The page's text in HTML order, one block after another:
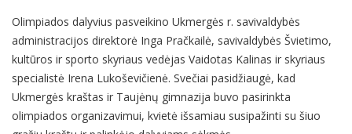
Olimpiados dalyvius pasveikino Ukmergės r. savivaldybės
administracijos direktorė Inga Pračkailė, savivaldybės Švietimo,
kultūros ir sporto skyriaus vedėjas Vaidotas Kalinas ir skyriaus
specialistė Irena Lukoševičienė. Svečiai pasidžiaugė, kad
Ukmergės kraštas ir Taujėnų gimnazija buvo pasirinkta
olimpiados organizavimui, kvietė išsamiau susipažinti su šiuo